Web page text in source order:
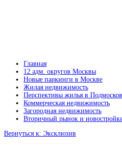
Главная
12 адм. округов Москвы
Новые паркинги в Москве
Жилая недвижимость
Перспективы жилья в
Коммерческая недвижимость
Загородная недвижимость
Вторичный рынок и
Вернуться к: Эксклюзив